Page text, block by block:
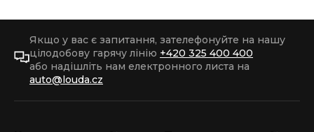
Якщо у вас є запитання, зателефонуйте на нашу
цілодобову гарячу лінію +420 325 400 400
або надішліть нам електронного листа на
auto@louda.cz